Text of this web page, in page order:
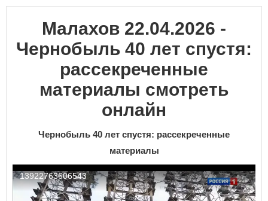
Малахов 22.04.2026 -
Чернобыль 40 лет спустя:
рассекреченные
материалы смотреть
онлайн
Чернобыль 40 лет спустя: рассекреченные
материалы